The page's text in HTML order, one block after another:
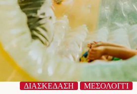
ΔΙΑΣΚΕΔΑΣΗ ΜΕΣΟΛΟΓΓΙ